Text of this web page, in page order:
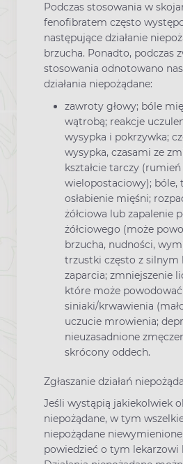
Podczas stosowania w
fenofibratem często
następujące działanie
brzucha. Ponadto, podczas
stosowania odnotowano
działania niepożądane:
zawroty głowy; bóle
wątrobą; reakcje
wysypka i pokrzywka;
wysypka, czasami ze
kształcie tarczy (rumień
wielopostaciowy); bóle,
osłabienie mięśni;
żółciowa lub zapalenie
żółciowego (może
brzucha, nudności,
trzustki często z silnym
zaparcia; zmniejszenie
które może powodować
siniaki/krwawienia
uczucie mrowienia;
nieuzasadnione
skrócony oddech.
Zgłaszanie działań
Jeśli wystąpią jakiekolwiek
niepożądane, w tym
niepożądane
powiedzieć o tym lekarzowi